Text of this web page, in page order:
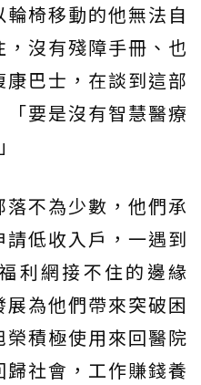
椅移動的他無法自
沒有殘障手冊、也
巴士，在談到這部
要是沒有智慧醫療
不為少數，他們承
低收入戶，一遇到
利網接不住的邊緣
為他們帶來突破困
積極使用來回醫院
社會，工作賺錢養